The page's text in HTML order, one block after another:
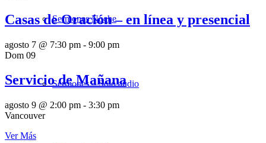
Sermones Noche
Sermones – Solo audio
Casas de Oración – en línea y presencial
agosto 7 @ 7:30 pm - 9:00 pm
Dom 09
Servicio de Mañana
agosto 9 @ 2:00 pm - 3:30 pm
Vancouver
Ver Más